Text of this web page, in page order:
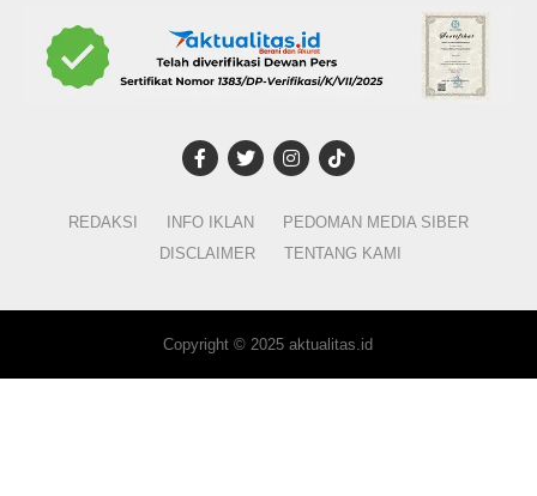
Alquran menceritakan bagaimana Dzulkarnain
membangun penghalang besar untuk melindungi suatu
pasti penghalang tersebut hingga kini masih menjadi
perdebatan di kalangan peneliti dan sejarawan.
Yang pasti, kisah tersebut merupakan bagian dari tanda-
tanda kekuasaan Allah dan bukan bukti bahwa terdapat
Pelajaran Penting dari Ayat-
REDAKSI INFO IKLAN
PEDOMAN MEDIA SIBER
DISCLAIMER
TENTANG KAMI
Copyright © 2025 aktualitas.id